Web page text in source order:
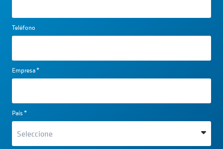
Teléfono
Empresa*
País*